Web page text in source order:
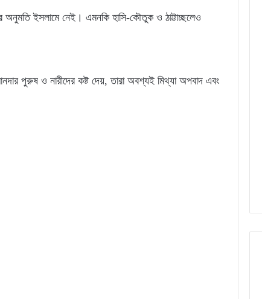
ইসলামে নেই। এমনকি হাসি-কৌতুক ও ঠাট্টাচ্ছলেও
পুরুষ ও নারীদের কষ্ট দেয়, তারা অবশ্যই মিথ্যা অপবাদ এবং